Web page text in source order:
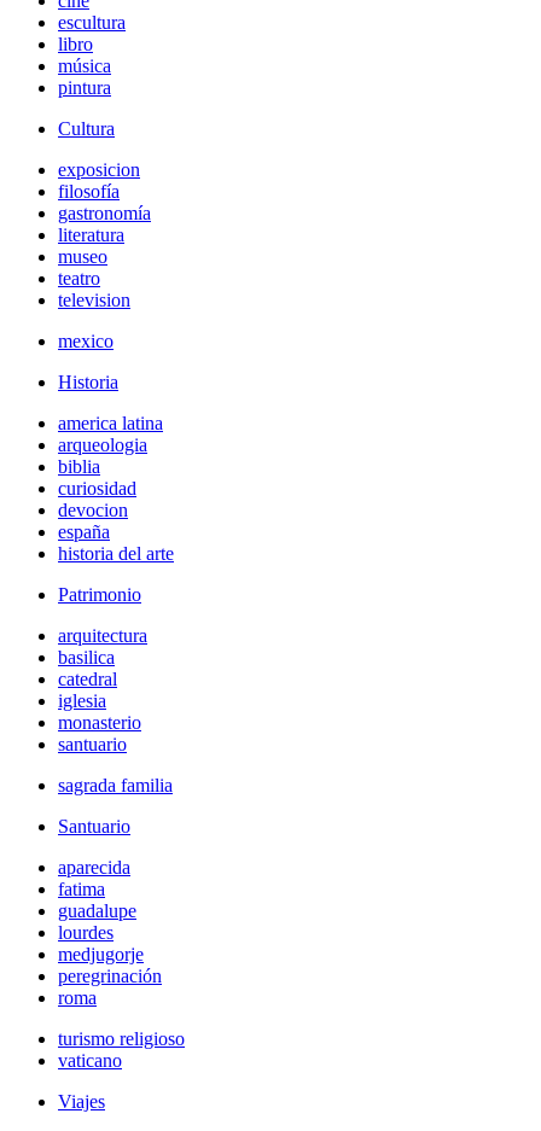
escultura
libro
música
pintura
Cultura
exposicion
filosofía
gastronomía
literatura
museo
teatro
television
mexico
Historia
america latina
arqueologia
biblia
curiosidad
devocion
españa
historia del arte
Patrimonio
arquitectura
basilica
catedral
iglesia
monasterio
santuario
sagrada familia
Santuario
aparecida
fatima
guadalupe
lourdes
medjugorje
peregrinación
roma
turismo religioso
vaticano
Viajes